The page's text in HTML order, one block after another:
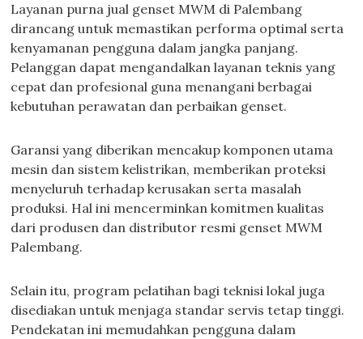
Layanan purna jual genset MWM di Palembang
dirancang untuk memastikan performa optimal serta
kenyamanan pengguna dalam jangka panjang.
Pelanggan dapat mengandalkan layanan teknis yang
cepat dan profesional guna menangani berbagai
kebutuhan perawatan dan perbaikan genset.
Garansi yang diberikan mencakup komponen utama
mesin dan sistem kelistrikan, memberikan proteksi
menyeluruh terhadap kerusakan serta masalah
produksi. Hal ini mencerminkan komitmen kualitas
dari produsen dan distributor resmi genset MWM
Palembang.
Selain itu, program pelatihan bagi teknisi lokal juga
disediakan untuk menjaga standar servis tetap tinggi.
Pendekatan ini memudahkan pengguna dalam